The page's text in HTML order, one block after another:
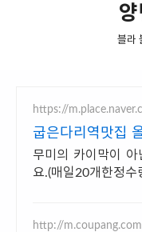
블라
https://
굽은다리역맛집
무미의 카이막이 아
요.(매일20개한정수
http://m.coupang.com